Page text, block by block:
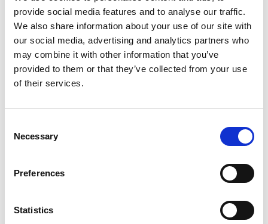
provide social media features and to analyse our traffic.
We also share information about your use of our site with
our social media, advertising and analytics partners who
may combine it with other information that you’ve
provided to them or that they’ve collected from your use
of their services.
Selection
Necessary
Preferences
Statistics
Nederlandse Kwaliteit